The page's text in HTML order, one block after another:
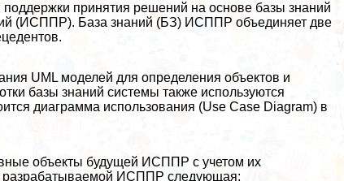
принятия решений на основе базы знаний
(ИСППР). База знаний (БЗ) ИСППР объединяет две
UML моделей для определения объектов и
базы знаний системы также используются
диаграмма использования (Use Case Diagram) в
объекты будущей ИСППР с учетом их
разpaбатываемой ИСППР следующая: